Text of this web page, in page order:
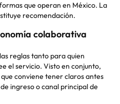
que operan en México. La
recomendación.
colaborativa
reglas tanto para quien
el servicio. Visto en conjunto,
conviene tener claros antes
ingreso o canal principal de